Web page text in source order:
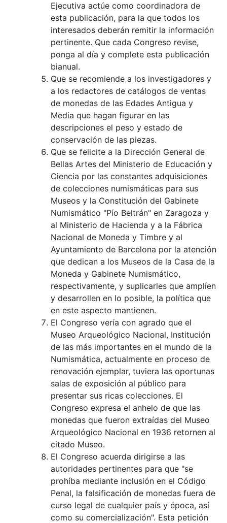
Ejecutiva actúe como coordinadora de
esta publicación, para la que todos los
interesados deberán remitir la información
pertinente. Que cada Congreso revise,
ponga al día y complete esta publicación
bianual.
Que se recomiende a los investigadores y
a los redactores de catálogos de ventas
de monedas de las Edades Antigua y
Media que hagan figurar en las
descripciones el peso y estado de
conservación de las piezas.
Que se felicite a la Dirección General de
Bellas Artes del Ministerio de Educación y
Ciencia por las constantes adquisiciones
de colecciones numismáticas para sus
Museos y la Constitución del Gabinete
Numismático "Pío Beltrán" en Zaragoza y
al Ministerio de Hacienda y a la Fábrica
Nacional de Moneda y Timbre y al
Ayuntamiento de Barcelona por la atención
que dedican a los Museos de la Casa de la
Moneda y Gabinete Numismático,
respectivamente, y suplicarles que amplíen
y desarrollen en lo posible, la política que
en este aspecto mantienen.
El Congreso vería con agrado que el
Museo Arqueológico Nacional, Institución
de las más importantes en el mundo de la
Numismática, actualmente en proceso de
renovación ejemplar, tuviera las oportunas
salas de exposición al público para
presentar sus ricas colecciones. El
Congreso expresa el anhelo de que las
monedas que fueron extraídas del Museo
Arqueológico Nacional en 1936 retornen al
citado Museo.
El Congreso acuerda dirigirse a las
autoridades pertinentes para que "se
prohíba mediante inclusión en el Código
Penal, la falsificación de monedas fuera de
curso legal de cualquier país y época, así
como su comercialización". Esta petición